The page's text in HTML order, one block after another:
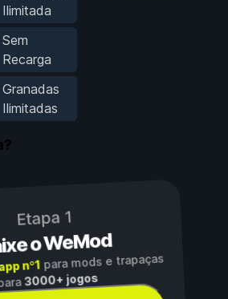
Ilimitada
Sem
Recarga
Granadas
Ilimitadas
Etapa 1
o WeMod
nº1para mods e trapaças
3000+ jogos